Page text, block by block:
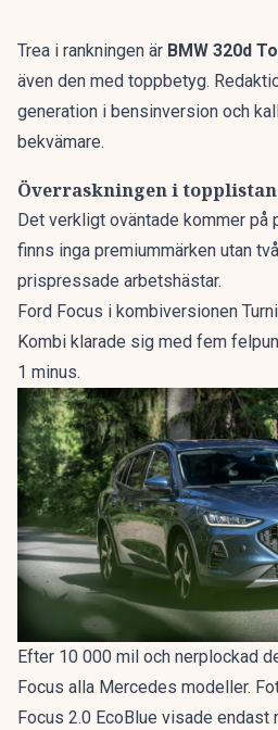
Trea i rankningen är BMW 320d
även den med toppbetyg.
generation i bensinversion och
bekvämare.
Överraskningen i topplistan
Det verkligt oväntade kommer på
finns inga premiummärken utan
prispressade arbetshästar.
Ford Focus i kombiversionen
Kombi klarade sig med fem
1 minus.
Efter 10 000 mil och nerplockad
Focus alla Mercedes modeller.
Focus 2.0 EcoBlue visade endast